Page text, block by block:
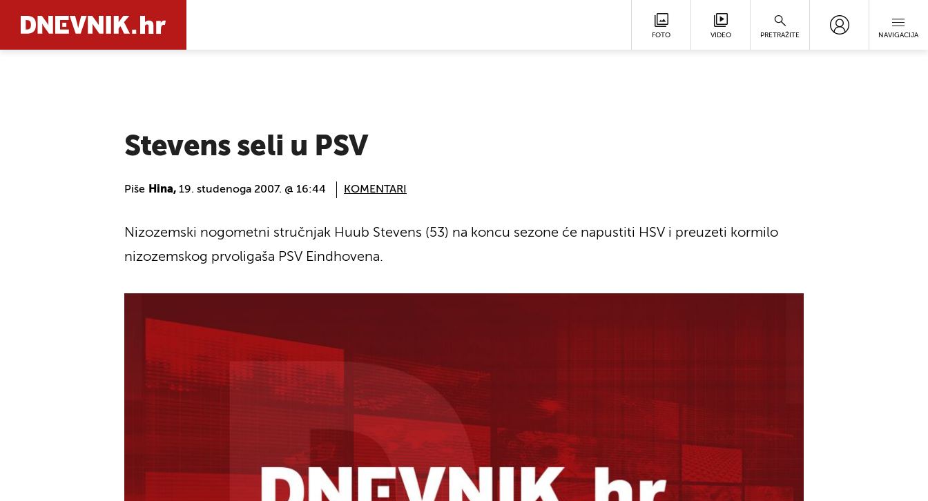
FOTO VIDEO PRETRAŽITE NAVIGACIJA
Stevens seli u PSV
Piše Hina, 19. studenoga 2007. @ 16:44 KOMENTARI
Nizozemski nogometni stručnjak Huub Stevens (53) na koncu sezone će napustiti HSV i preuzeti kormilo
nizozemskog prvoligaša PSV Eindhovena.